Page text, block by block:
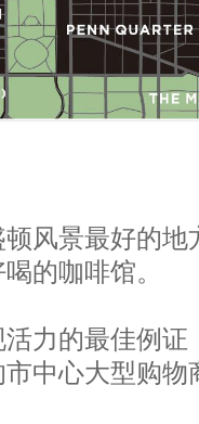
风景最好的
的咖啡馆。
力的最佳例
中心大型购物